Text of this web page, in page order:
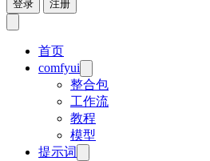
登录 注册
首页
comfyui
整合包
工作流
教程
模型
提示词